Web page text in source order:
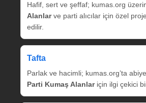
Hafif, sert ve şeffaf; kumas.org
Alanlarve parti alıcılar için özel
edilir.
Tafta
Parlak ve hacimli; kumas.org’ta
Parti Kumaş Alanlariçin ilgi çekici